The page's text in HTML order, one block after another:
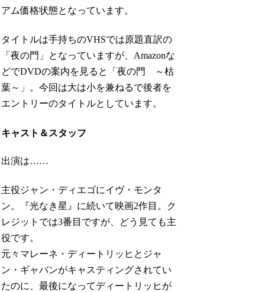
アム価格状態となっています。
タイトルは手持ちのVHSでは原題直訳の
「夜の門」となっていますが、Amazonな
どでDVDの案内を見ると「夜の門 ～枯
葉～」。今回は大は小を兼ねるで後者を
エントリーのタイトルとしています。
キャスト＆スタッフ
出演は……
主役ジャン・ディエゴにイヴ・モンタ
ン。『光なき星』に続いて映画2作目。ク
レジットでは3番目ですが、どう見ても主
役です。
元々マレーネ・ディートリッヒとジャ
ン・ギャバンがキャスティングされてい
たのに、最後になってディートリッヒが